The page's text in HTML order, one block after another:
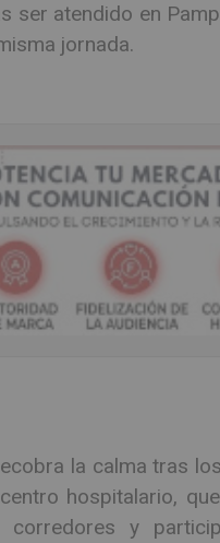
ser atendido en
jornada.
la calma tras
hospitalario,
corredores y